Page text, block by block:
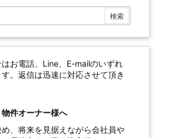
お電話、Line、E-mailのいずれ
。返信は迅速に対応させて頂き
件オーナー様へ
、将来を見据えながら会社員や